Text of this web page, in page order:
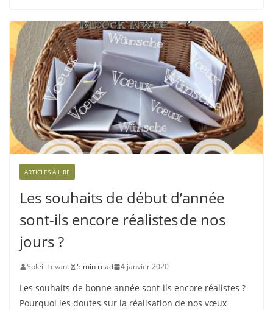
ARTICLES À LIRE
Les souhaits de début d’année
sont-ils encore réalistes de nos
jours ?
Soleil Levant 5 min read 4 janvier 2020
Les souhaits de bonne année sont-ils encore réalistes ?
Pourquoi les doutes sur la réalisation de nos vœux